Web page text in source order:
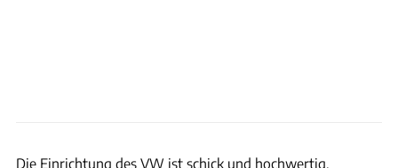
Die Einrichtung des VW ist schick und hochwertig.